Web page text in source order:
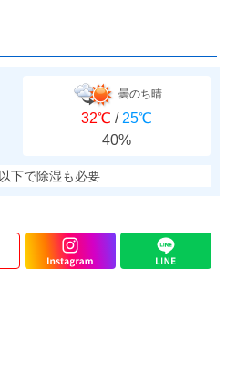
曇のち晴
32℃ / 25℃
40%
下で除湿も必要